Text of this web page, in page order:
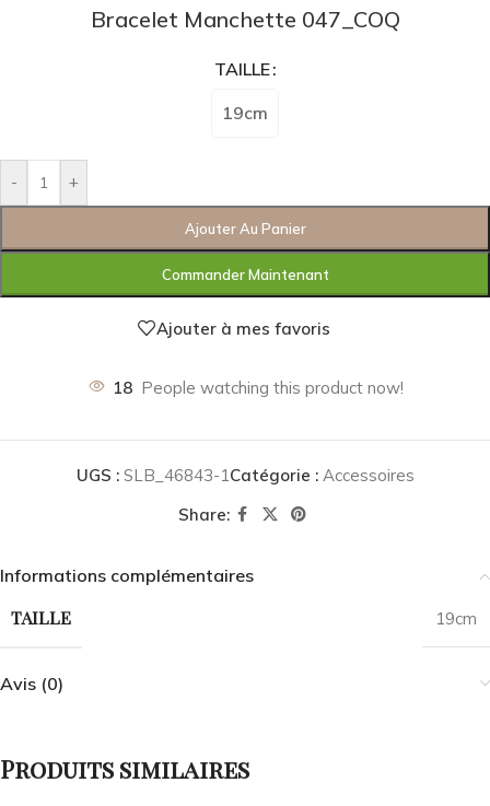
Bracelet Manchette 047_COQ
TAILLE
19cm
- +
Ajouter Au Panier
Commander Maintenant
Ajouter à mes favoris
18 People watching this product now!
UGS : SLB_46843-1Catégorie : Accessoires
Share:
Informations complémentaires
TAILLE 19cm
Avis (0)
Produits similaires